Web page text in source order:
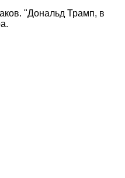
"Дональд Трамп, в